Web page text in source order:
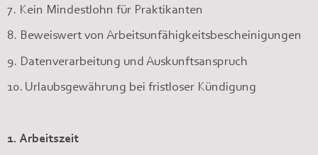
7. Kein Mindestlohn für Praktikanten
8. Beweiswert von Arbeitsunfähigkeitsbescheinigungen
9. Datenverarbeitung und Auskunftsanspruch
10. Urlaubsgewährung bei fristloser Kündigung
1. Arbeitszeit